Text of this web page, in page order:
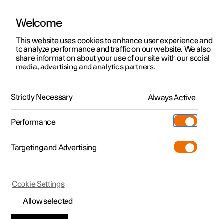
Polestar 2
Polestar 3
Polestar 4
Pre-owned
Shop
Meer
Testrit
Aanbiedingen voor
Testrit
Aanbiedingen voor
Polestar 4 coupé
Ontdek Polestar 4
Testrit
Bekijk onze stockwagens
Aanbiedingen voor
Ontdek Polestar 5
Over pre-owned
Pre-owned aanbiedingen
Aanbiedingen voor particulieren
Aanbiedingen voor
professionelen
Bekijk onze stockwagens
Configureer
Pre-owned
Testrit
Additionals
(Opent in een nieuw venster)
Experiences
Ontmoet ons
Servicepunten
Opladen
Support
HandleidingVideogalerijSoftware-updates
Slepen en bergen
Polestar 2
Sleepstand activeren
Welcome
This website uses cookies to enhance user experience and
to analyze performance and traffic on our website. We also
share information about your use of our site with our social
media, advertising and analytics partners.
Strictly Necessary Always Active
Performance
Targeting and Advertising
Allow selected
Cookie Settings